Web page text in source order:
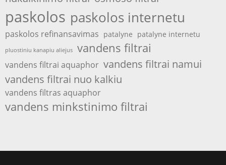
paskolos paskolos internetu
paskolos refinansavimas patalyne patalyne internetu
pluostiniu kanapiu aliejus vandens filtrai
vandens filtrai aquaphor vandens filtrai namui
vandens filtrai nuo kalkiu
vandens filtras aquaphor
vandens minkstinimo filtrai